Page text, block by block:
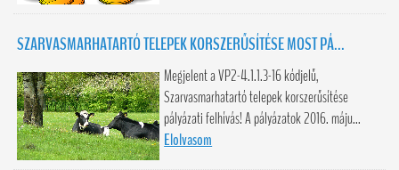
SZARVASMARHATARTÓ TELEPEK KORSZERŰSÍTÉSE MOST PÁ...
Megjelent a VP2-4.1.1.3-16 kódjelű,
Szarvasmarhatartó telepek korszerűsítése
pályázati felhívás! A pályázatok 2016. máju...
Elolvasom